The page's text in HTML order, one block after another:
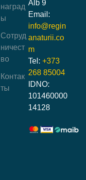
наград
ы
Сотруд
ничест
во
Контак
ты
Alb 9
Email:
info@regin
anaturii.co
m
Tel: +373
268 85004
IDNO:
101460000
14128